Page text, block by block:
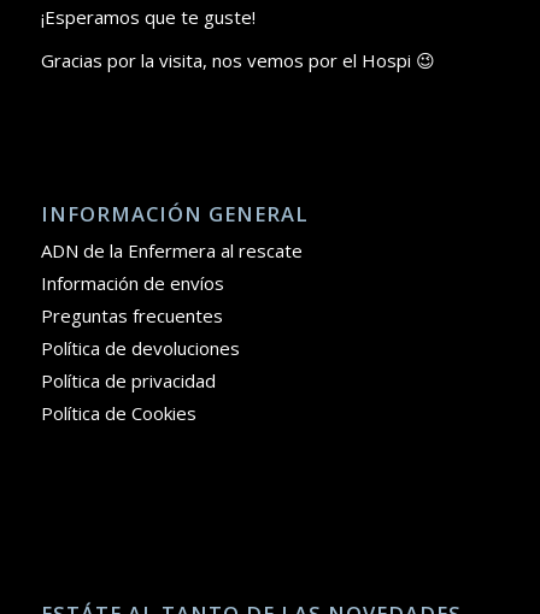
¡Esperamos que te guste!
Gracias por la visita, nos vemos por el Hospi 😉
INFORMACIÓN GENERAL
ADN de la Enfermera al rescate
Información de envíos
Preguntas frecuentes
Política de devoluciones
Política de privacidad
Política de Cookies